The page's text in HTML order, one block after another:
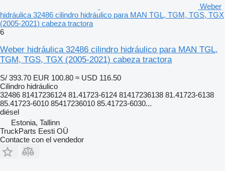
Weber
hidráulica 32486 cilindro hidráulico para MAN TGL, TGM, TGS, TGX
(2005-2021) cabeza tractora
6
Weber hidráulica 32486 cilindro hidráulico para MAN TGL,
TGM, TGS, TGX (2005-2021) cabeza tractora
S/ 393.70 EUR 100.80 ≈ USD 116.50
Cilindro hidráulico
32486 81417236124 81.41723-6124 81417236138 81.41723-6138
85.41723-6010 85417236010 85.41723-6030...
diésel
Estonia, Tallinn
TruckParts Eesti OÜ
Contacte con el vendedor